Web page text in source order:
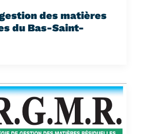
des matières
du Bas-Saint-